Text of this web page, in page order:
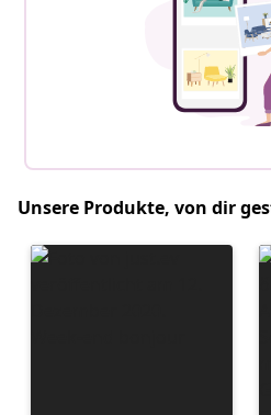
Unsere Produkte, von dir